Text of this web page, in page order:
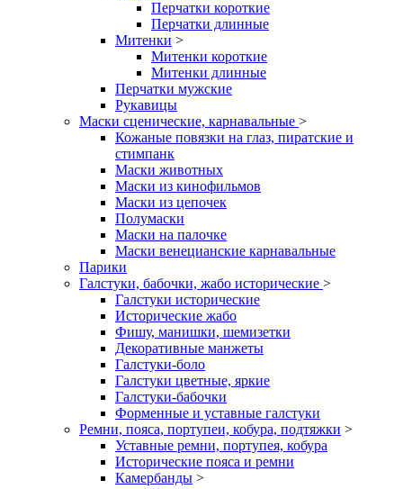
Перчатки короткие
Перчатки длинные
Митенки >
Митенки короткие
Митенки длинные
Перчатки мужские
Рукавицы
Маски сценические, карнавальные >
Кожаные повязки на глаз, пиратские и
стимпанк
Маски животных
Маски из кинофильмов
Маски из цепочек
Полумаски
Маски на палочке
Маски венецианские карнавальные
Парики
Галстуки, бабочки, жабо исторические >
Галстуки исторические
Исторические жабо
Фишу, манишки, шемизетки
Декоративные манжеты
Галстуки-боло
Галстуки цветные, яркие
Галстуки-бабочки
Форменные и уставные галстуки
Ремни, пояса, портупеи, кобура, подтяжки >
Уставные ремни, портупея, кобура
Исторические пояса и ремни
Камербанды >